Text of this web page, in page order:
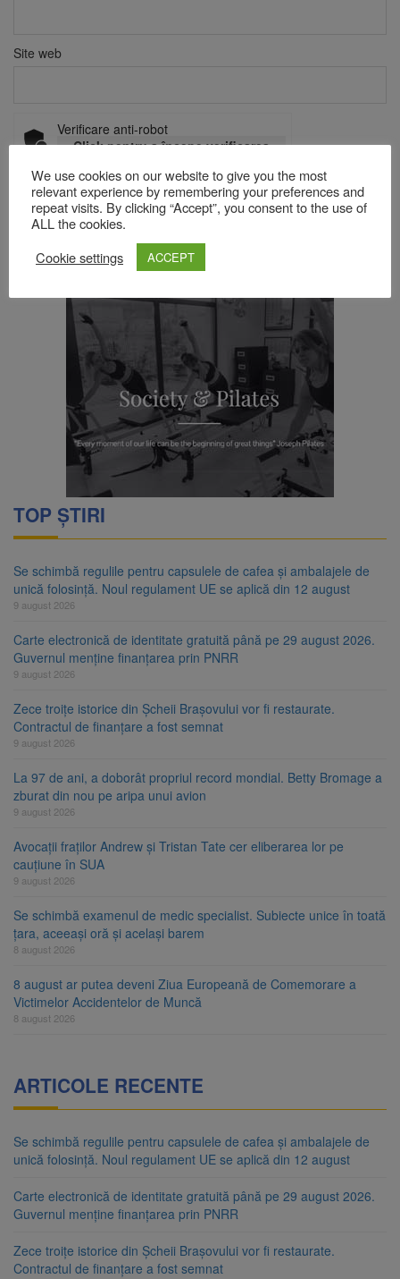
Site web
Verificare anti-robot
Click pentru a începe verificarea
sunt procesate datele comentariilor tale
TOP ȘTIRI
Se schimbă regulile pentru capsulele de cafea și ambalajele de
unică folosință. Noul regulament UE se aplică din 12 august
9 august 2026
Carte electronică de identitate gratuită până pe 29 august 2026.
Guvernul menține finanțarea prin PNRR
9 august 2026
Zece troițe istorice din Șcheii Brașovului vor fi restaurate.
Contractul de finanțare a fost semnat
9 august 2026
La 97 de ani, a doborât propriul record mondial. Betty Bromage a
zburat din nou pe aripa unui avion
9 august 2026
Avocații fraților Andrew și Tristan Tate cer eliberarea lor pe
cauțiune în SUA
9 august 2026
Se schimbă examenul de medic specialist. Subiecte unice în toată
țara, aceeași oră și același barem
8 august 2026
8 august ar putea deveni Ziua Europeană de Comemorare a
Victimelor Accidentelor de Muncă
8 august 2026
ARTICOLE RECENTE
Se schimbă regulile pentru capsulele de cafea și ambalajele de
unică folosință. Noul regulament UE se aplică din 12 august
Carte electronică de identitate gratuită până pe 29 august 2026.
Guvernul menține finanțarea prin PNRR
Zece troițe istorice din Șcheii Brașovului vor fi restaurate.
Contractul de finanțare a fost semnat
We use cookies on our website to give you the most
relevant experience by remembering your preferences and
repeat visits. By clicking “Accept”, you consent to the use of
ALL the cookies.
Cookie settings
ACCEPT